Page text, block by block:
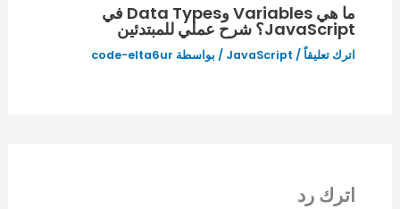
ما هي Variables وData Types في
JavaScript؟ شرح عملي للمبتدئين
اترك تعليقاً/
JavaScript / بواسطة code-elta6ur
اترك رد